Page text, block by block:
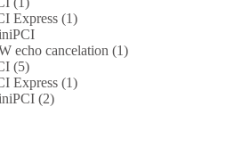
Express (1)
echo cancelation (1)
(5)
Express (1)
(2)